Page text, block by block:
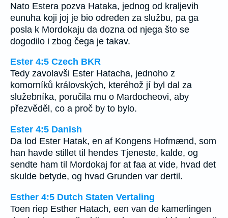
Nato Estera pozva Hataka, jednog od kraljevih
eunuha koji joj je bio određen za službu, pa ga
posla k Mordokaju da dozna od njega što se
dogodilo i zbog čega je takav.
Ester 4:5 Czech BKR
Tedy zavolavši Ester Hatacha, jednoho z
komorníků královských, kteréhož jí byl dal za
služebníka, poručila mu o Mardocheovi, aby
přezvěděl, co a proč by to bylo.
Ester 4:5 Danish
Da lod Ester Hatak, en af Kongens Hofmænd, som
han havde stillet til hendes Tjeneste, kalde, og
sendte ham til Mordokaj for at faa at vide, hvad det
skulde betyde, og hvad Grunden var dertil.
Esther 4:5 Dutch Staten Vertaling
Toen riep Esther Hatach, een van de kamerlingen